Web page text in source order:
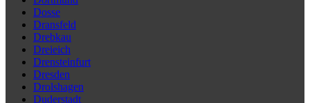
Dosse
Dransfeld
Drebkau
Dreieich
Drensteinfurt
Dresden
Drolshagen
Duderstadt